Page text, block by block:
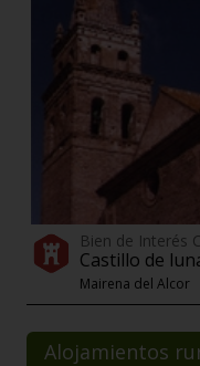
Bien de Interés
Castillo de
Mairena del Alcor
Alojamientos